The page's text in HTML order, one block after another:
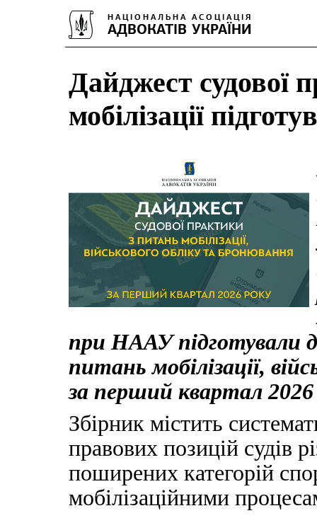
Дайджест судової
мобілізації
при НААУ підготували
питань мобілізації,
за перший квартал 2026
Збірник містить
правових позицій судів
поширених категорій
мобілізаційними